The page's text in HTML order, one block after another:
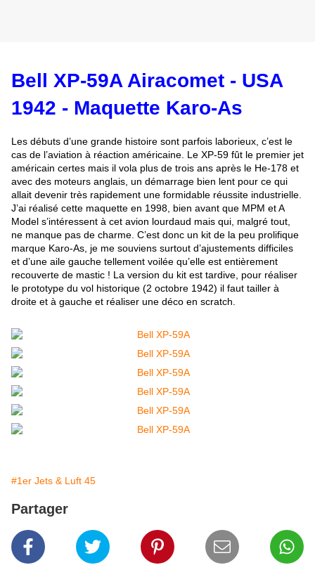
Bell XP-59A Airacomet - USA
1942 - Maquette Karo-As
Les débuts d’une grande histoire sont parfois laborieux, c’est le
cas de l’aviation à réaction américaine. Le XP-59 fût le premier jet
américain certes mais il vola plus de trois ans après le He-178 et
avec des moteurs anglais, un démarrage bien lent pour ce qui
allait devenir très rapidement une formidable réussite industrielle.
J’ai réalisé cette maquette en 1998, bien avant que MPM et A
Model s’intéressent à cet avion lourdaud mais qui, malgré tout,
ne manque pas de charme. C’est donc un kit de la peu prolifique
marque Karo-As, je me souviens surtout d’ajustements difficiles
et d’une aile gauche tellement voilée qu’elle est entièrement
recouverte de mastic ! La version du kit est tardive, pour réaliser
le prototype du vol historique (2 octobre 1942) il faut tailler à
droite et à gauche et réaliser une déco en scratch.
#1er Jets & Luft 45
Partager